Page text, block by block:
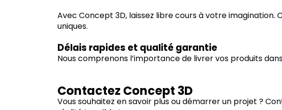
Avec Concept 3D, laissez libre cours à votre
uniques.
Délais rapides et qualité garantie
Nous comprenons l’importance de livrer vos produits
Contactez Concept 3D
Vous souhaitez en savoir plus ou démarrer un projet ?